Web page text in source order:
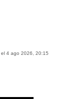
el 4 ago 2026, 20:15